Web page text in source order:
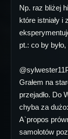
Np. raz bliżej
które istniały i
pt.: co by
Grałem na
przejadło. Do
chyba za
A`propos
samolotów